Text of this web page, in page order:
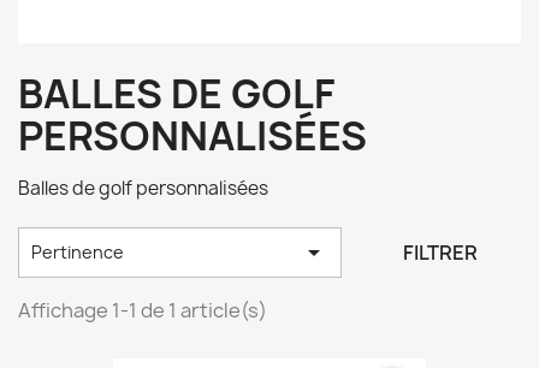
BALLES DE GOLF
PERSONNALISÉES
Balles de golf personnalisées
Pertinence  FILTRER
Affichage 1-1 de 1 article(s)